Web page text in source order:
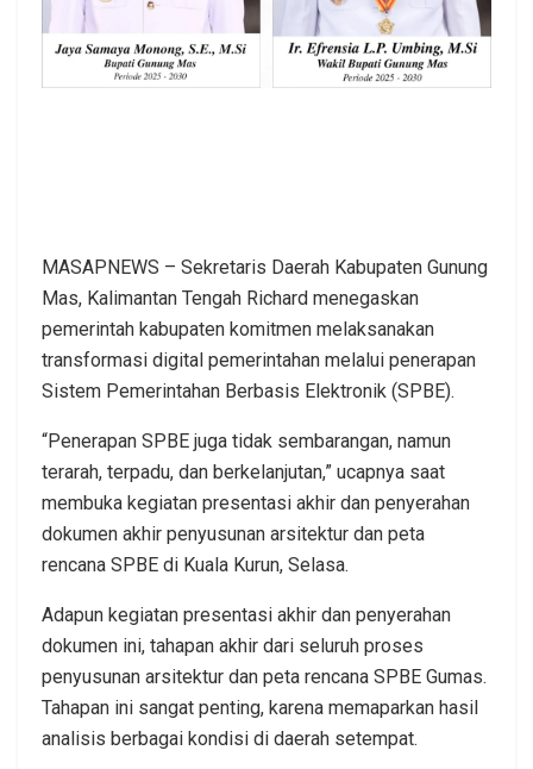
MASAPNEWS – Sekretaris Daerah Kabupaten Gunung
Mas, Kalimantan Tengah Richard menegaskan
pemerintah kabupaten komitmen melaksanakan
transformasi digital pemerintahan melalui penerapan
Sistem Pemerintahan Berbasis Elektronik (SPBE).
“Penerapan SPBE juga tidak sembarangan, namun
terarah, terpadu, dan berkelanjutan,” ucapnya saat
membuka kegiatan presentasi akhir dan penyerahan
dokumen akhir penyusunan arsitektur dan peta
rencana SPBE di Kuala Kurun, Selasa.
Adapun kegiatan presentasi akhir dan penyerahan
dokumen ini, tahapan akhir dari seluruh proses
penyusunan arsitektur dan peta rencana SPBE Gumas.
Tahapan ini sangat penting, karena memaparkan hasil
analisis berbagai kondisi di daerah setempat.